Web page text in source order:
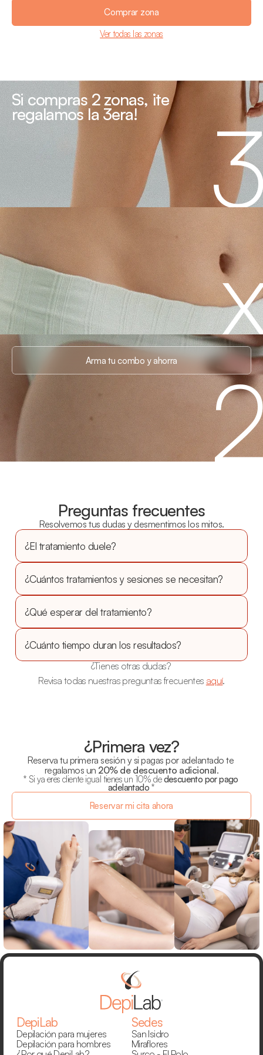
Comprar zona
Ver todas las zonas
Si compras 2 zonas, ¡te
regalamos la 3era!
Arma tu combo y ahorra
Preguntas frecuentes
Resolvemos tus dudas y desmentimos los mitos.
¿El tratamiento duele?
¿Cuántos tratamientos y sesiones se necesitan?
¿Qué esperar del tratamiento?
¿Cuánto tiempo duran los resultados?
¿Tienes otras dudas?
Revisa todas nuestras preguntas frecuentes aquí.
¿Primera vez?
Reserva tu primera sesión y si pagas por adelantado te
regalamos un 20% de descuento adicional.
* Si ya eres cliente igual tienes un 10% de descuento por pago
adelantado *
Reservar mi cita ahora
DepiLab
Depilación para mujeres
Depilación para hombres
Sedes
San Isidro
Miraflores